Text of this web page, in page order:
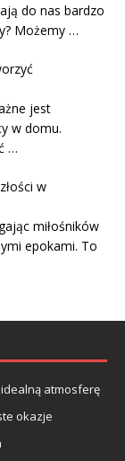
do nas bardzo
Możemy …
jest
w domu.
…
w
miłośników
epokami. To
atmosferę
okazje